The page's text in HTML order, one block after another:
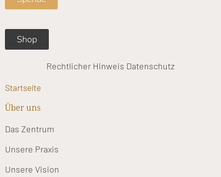
Shop
Rechtlicher Hinweis Datenschutz
Startseite
Über uns
Das Zentrum
Unsere Praxis
Unsere Vision